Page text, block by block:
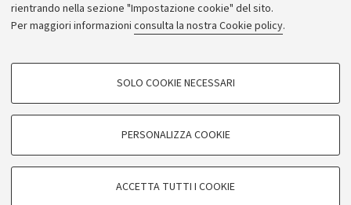
rientrando nella sezione "Impostazione cookie" del sito.
Per maggiori informazioni consulta la nostra Cookie policy.
COOKIE DI PROFILAZIONE - FACOLTATIVI
COOKIE TECNICI - NECESSARI
SOLO COOKIE NECESSARI
PERSONALIZZA COOKIE
ACCETTA TUTTI I COOKIE
Atti di notifica
Informazioni sul sito e accessibilità
Dichiarazione di accessibilità
Privacy e note legali
Impostazioni Cookie
©Copyright 2026 - ALMA MATER STUDIORUM - Università di
Bologna - Via Zamboni,33 - 40126Bologna - PI: